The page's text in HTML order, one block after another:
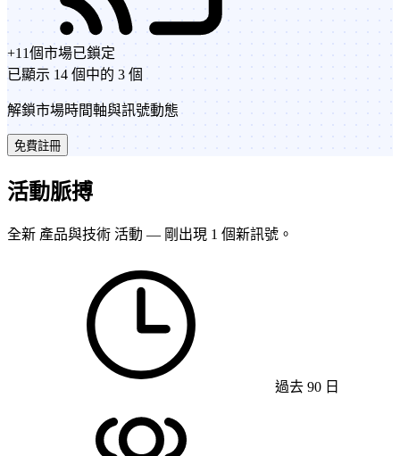
+11個市場已鎖定
已顯示 14 個中的 3 個
解鎖市場時間軸與訊號動態
免費註冊
活動脈搏
全新 產品與技術 活動 — 剛出現 1 個新訊號。
過去 90 日